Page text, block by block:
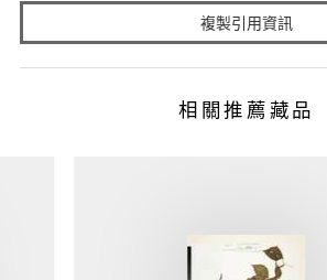
複製引用資訊
相關推薦藏品